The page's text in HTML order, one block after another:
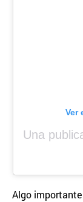
Ver
Algo importante